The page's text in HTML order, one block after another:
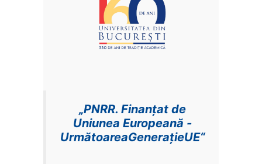
„PNRR. Finanțat de
Uniunea Europeană -
UrmătoareaGenerațieUE“